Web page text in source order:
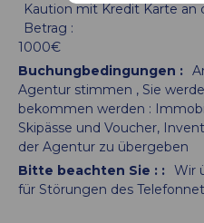
Kaution mit Kredit Karte an
Betrag :
1000€
Buchungbedingungen :
Agentur stimmen
Sie
bekommen werden :
Skipässe und Voucher
der Agentur zu übergeben
Bitte beachten Sie : : Wir
für Störungen des